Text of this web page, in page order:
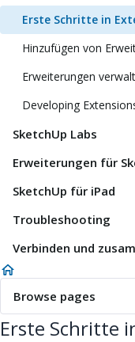
Erste Schritte in
Hinzufügen von
Erweiterungen
Developing
SketchUp Labs
Erweiterungen für
SketchUp für iPad
Troubleshooting
Verbinden und
Browse pages
Erste Schritte